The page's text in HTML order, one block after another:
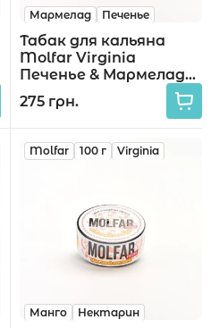
Мармелад Печенье
Табак для кальяна
Molfar Virginia
Печенье & Мармелад
100 г
275 грн.
Molfar 100 г Virginia
Манго Нектарин